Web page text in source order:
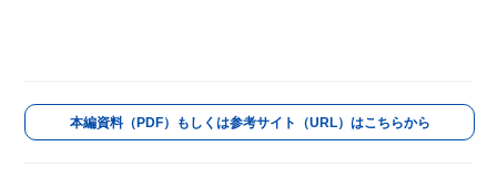
本編資料（PDF）もしくは参考サイト（URL）はこちらから